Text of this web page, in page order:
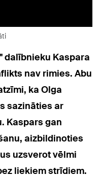
dalībnieku Kaspara
nav rimies. Abu
ka Olga
sazināties ar
Kaspars gan
aizbildinoties
uzsverot vēlmi
liekiem strīdiem.